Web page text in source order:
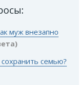
муж внезапно
семью?